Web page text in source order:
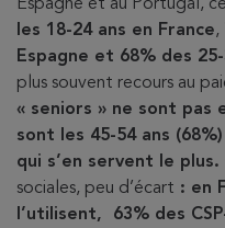
Espagne et au Portugal,
les 18-24 ans en France,
Espagne et 68% des
plus souvent recours au
« seniors » ne sont pas
sont les 45-54 ans
qui s’en servent le plus.
sociales, peu d’écart : en
l’utilisent, 63% des